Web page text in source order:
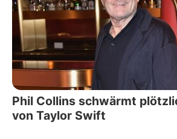
Phil Collins schwärmt
von Taylor Swift